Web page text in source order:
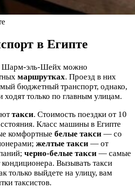
в Египте
Шарм-эль-Шейх можно
маршрутках. Проезд в них
бюджетный транспорт, однако,
ходят только по главным улицам.
такси. Стоимость поездки от 10
Класс машины в Египте
комфортные белые такси — со
желтые такси — от
черно-белые такси — самые
Вызывать такси
только выйдете на улицу, вам
таксистов.